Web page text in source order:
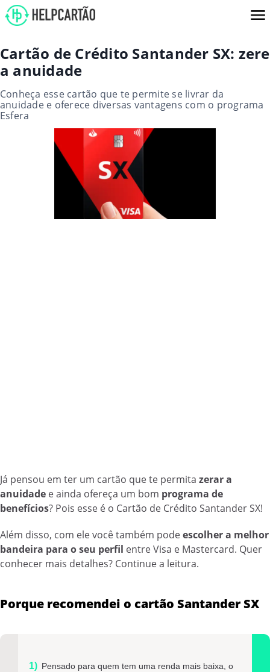
Cartão de Crédito Santander SX: zere
a anuidade
Conheça esse cartão que te permite se livrar da
anuidade e oferece diversas vantagens com o programa
Esfera
Já pensou em ter um cartão que te permita zerar a
anuidade e ainda ofereça um bom programa de
benefícios? Pois esse é o Cartão de Crédito Santander SX!
Além disso, com ele você também podeescolher a melhor
bandeira para o seu perfil entre Visa e Mastercard. Quer
conhecer mais detalhes? Continue a leitura.
Porque recomendei o cartão Santander SX
Pensado para quem tem uma renda mais baixa, o